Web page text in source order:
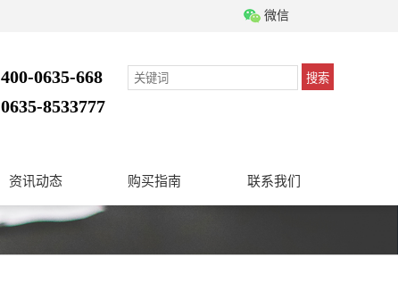
微信
400-0635-668
0635-8533777
搜索
资讯动态 购买指南 联系我们